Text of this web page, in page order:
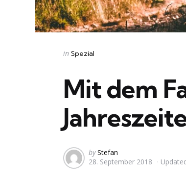
Categories
Posted
in Spezial
Mit dem
Posted
by
by Stefan
28. September 2018